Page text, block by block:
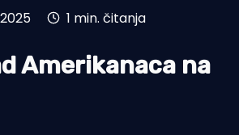
1 min. čitanja
Amerikanaca na